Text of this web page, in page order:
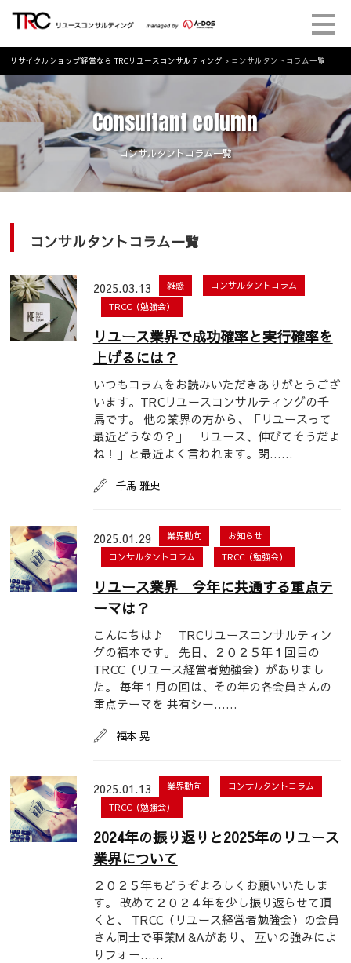
リサイクルショップ経営なら TRCリユースコンサルティング > コンサルタントコラム一覧
Consultant column
コンサルタントコラム一覧
コンサルタントコラム一覧
2025.03.13 雑感
コンサルタントコラム
TRCC（勉強会）
リユース業界で成功確率と実行確率を
上げるには？
いつもコラムをお読みいただきありがとうござ
います。TRCリユースコンサルティングの千
馬です。 他の業界の方から、「リユースって
最近どうなの？」「リユース、伸びてそうだよ
ね！」と最近よく言われます。閉……
千馬 雅史
2025.01.29 業界動向
お知らせ
コンサルタントコラム
TRCC（勉強会）
リユース業界 今年に共通する重点テ
ーマは？
こんにちは♪ TRCリユースコンサルティン
グの福本です。 先日、２０２５年１回目の
TRCC（リユース経営者勉強会）がありまし
た。 毎年１月の回は、その年の各会員さんの
重点テーマを 共有シー……
福本 晃
2025.01.13 業界動向
コンサルタントコラム
TRCC（勉強会）
2024年の振り返りと2025年のリユース
業界について
２０２５年もどうぞよろしくお願いいたしま
す。 改めて２０２４年を少し振り返らせて頂
くと、 TRCC（リユース経営者勉強会）の会員
さん同士で事業M &Aがあり、 互いの強みによ
りフォー……